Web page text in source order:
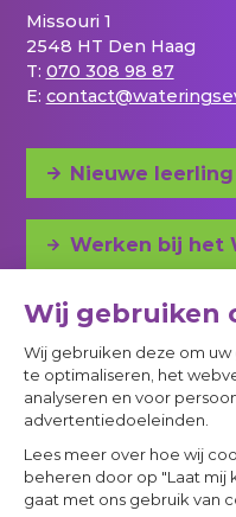
Missouri 1
2548 HT Den Haag
T: 070 308 98 87
E:
Nieuwe
Werken bij het
Adres en
© 2023 - 2026 Project
Cookies & privacyverklaring
Een Panorama Studios